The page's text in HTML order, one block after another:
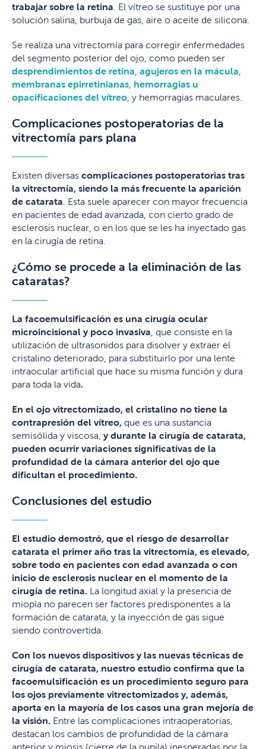
trabajar sobre la retina . El vítreo se sustituye por una
solución salina, burbuja de gas, aire o aceite de silicona.
Se realiza una vitrectomía para corregir enfermedades
del segmento posterior del ojo, como pueden ser
desprendimientos de retina agujeros en la mácula
membranas epirretinianas hemorragias u
opacificaciones del vítreo , y hemorragias maculares.
Complicaciones postoperatorias de la
vitrectomía pars plana
Existen diversas complicaciones postoperatorias tras
la vitrectomía, siendo la más frecuente la aparición
de catarata . Esta suele aparecer con mayor frecuencia
en pacientes de edad avanzada, con cierto grado de
esclerosis nuclear, o en los que se les ha inyectado gas
en la cirugía de retina.
¿Cómo se procede a la eliminación de las
cataratas?
La facoemulsificación es una cirugía ocular
microincisional y poco invasiva , que consiste en la
utilización de ultrasonidos para disolver y extraer el
cristalino deteriorado, para substituirlo por una lente
intraocular artificial que hace su misma función y dura
para toda la vida.
En el ojo vitrectomizado, el cristalino no tiene la
contrapresión del vítreo, que es una sustancia
semisólida y viscosa, y durante la cirugía de catarata,
pueden ocurrir variaciones significativas de la
profundidad de la cámara anterior del ojo que
dificultan el procedimiento.
Conclusiones del estudio
El estudio demostró, que el riesgo de desarrollar
catarata el primer año tras la vitrectomía, es elevado,
sobre todo en pacientes con edad avanzada o con
inicio de esclerosis nuclear en el momento de la
cirugía de retina. La longitud axial y la presencia de
miopía no parecen ser factores predisponentes a la
formación de catarata, y la inyección de gas sigue
siendo controvertida.
Con los nuevos dispositivos y las nuevas técnicas de
cirugía de catarata, nuestro estudio confirma que la
facoemulsificación es un procedimiento seguro para
los ojos previamente vitrectomizados y, además,
aporta en la mayoría de los casos una gran mejoría de
la visión. Entre las complicaciones intraoperatorias,
destacan los cambios de profundidad de la cámara